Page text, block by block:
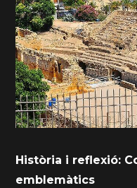
Història i reflexió:
emblemàtics